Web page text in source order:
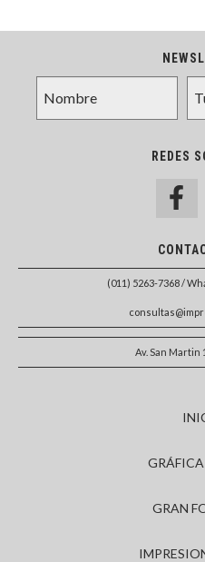
REDES
(011) 5263-7368 /
Av. San Martin
GRAN